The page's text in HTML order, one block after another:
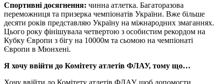
Спортивні досягнення: чинна атлетка. Багаторазова
переможниця та призерка чемпіонатів України. Вже більше
десяти років представляю Україну на міжнародних змаганнях.
Цього року фінішувала четвертою з особистим рекордом на
Кубку Європи з бігу на 10000м та сьомою на чемпіонаті
Європи в Мюнхені.
Я хочу ввійти до Комітету атлетів ФЛАУ, тому що…
Хочу ввійти до Комітету атлетів ФЛАУ, щоб допомогти